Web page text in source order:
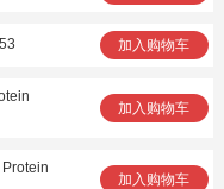
加入购物车
加入购物车
加入购物车